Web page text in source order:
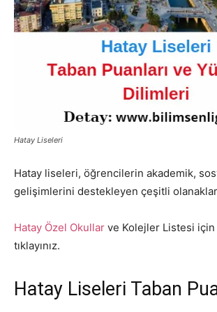
Hatay Liseleri
Hatay liseleri, öğrencilerin akademik,
gelişimlerini destekleyen çeşitli
Hatay Özel Okullar ve Kolejler Listesi için
tıklayınız.
Hatay Liseleri Taban